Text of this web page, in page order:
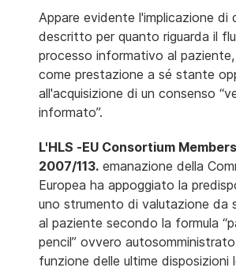
Appare evidente l'implicazione di
descritto per quanto riguarda il
processo informativo al
come prestazione a sé stante
all'acquisizione di un consenso
informato”.
L'HLS -EU Consortium
2007/113. emanazione della
Europea ha appoggiato la
uno strumento di valutazione da
al paziente secondo la formula
pencil” ovvero
funzione delle ultime disposizioni